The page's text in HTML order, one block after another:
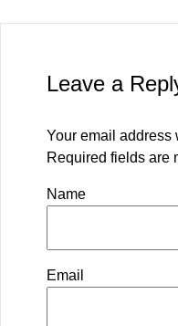
Leave a
Your email address
Required fields are
Name
Email